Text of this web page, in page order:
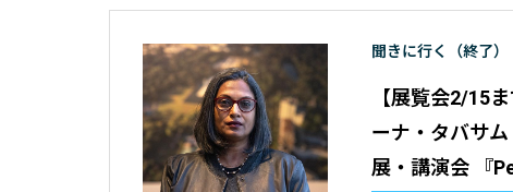
聞きに行く（終了）
【展覧会2/15
ーナ・タバサ
展・講演会 『People Place Poiesi